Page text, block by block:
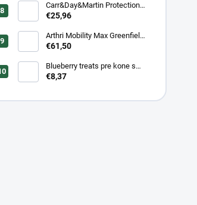
Carr&Day&Martin Protection
Plus, balenie 500ml
€25,96
Arthri Mobility Max Greenfield
Equine s mrkvovou príchuťou -
kone 1 kg/ 3 kg
€61,50
Blueberry treats pre kone s
čučoriedkou a banánom 1 kg
€8,37